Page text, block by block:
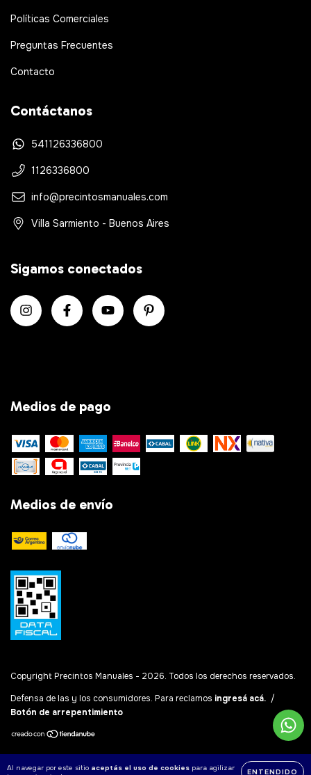
Al navegar por este sitio aceptás el uso de cookies para agilizar
ENTENDIDO
Políticas Comerciales
Preguntas Frecuentes
Contacto
Contáctanos
541126336800
1126336800
info@precintosmanuales.com
Villa Sarmiento - Buenos Aires
Sigamos conectados
Medios de pago
Medios de envío
Copyright Precintos Manuales - 2026. Todos los derechos reservados.
Defensa de las y los consumidores. Para reclamos ingresá acá. /
Botón de arrepentimiento